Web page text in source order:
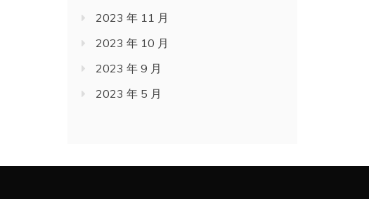
2023 年 11 月
2023 年 10 月
2023 年 9 月
2023 年 5 月